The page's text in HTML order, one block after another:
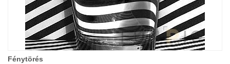
Fénytörés